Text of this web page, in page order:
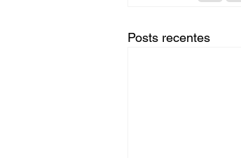
Posts recentes